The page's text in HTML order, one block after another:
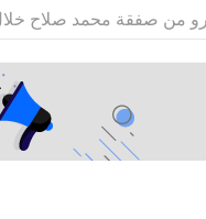
لاكتتاب طلبة ضباط